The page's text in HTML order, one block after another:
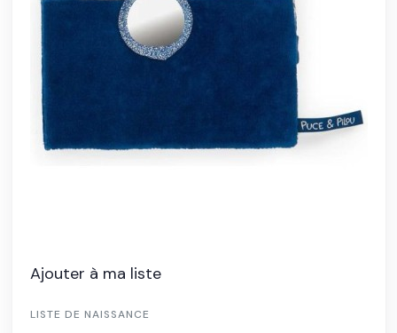
Ajouter à ma liste
LISTE DE NAISSANCE